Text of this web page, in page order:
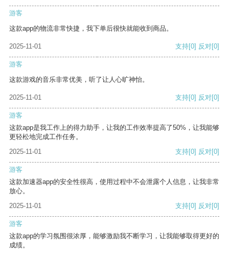
游客
这款app的物流非常快捷，我下单后很快就能收到商品。
2025-11-01 支持[0] 反对[0]
游客
这款游戏的音乐非常优美，听了让人心旷神怡。
2025-11-01 支持[0] 反对[0]
游客
这款app是我工作上的得力助手，让我的工作效率提高了50%，让我能够
更轻松地完成工作任务。
2025-11-01
支持[0] 反对[0]
游客
这款加速器app的安全性很高，使用过程中不会泄露个人信息，让我非常
放心。
2025-11-01
支持[0] 反对[0]
游客
这款app的学习氛围很浓厚，能够激励我不断学习，让我能够取得更好的
成绩。